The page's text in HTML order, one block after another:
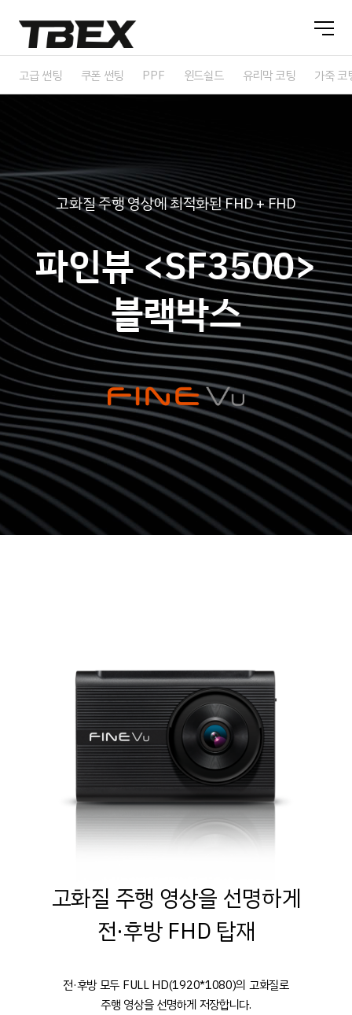
티벡스 브랜드북
티벡스 매거진 City Ed.
고급 썬팅 쿠폰 썬팅 PPF 윈드쉴드 유리막 코팅 가죽 코
고화질 주행 영상에 최적화된 FHD + FHD
파인뷰 <SF3500>
블랙박스
고화질 주행 영상을 선명하게
전·후방 FHD 탑재
전·후방 모두 FULL HD(1920*1080)의 고화질로
주행 영상을 선명하게 저장합니다.